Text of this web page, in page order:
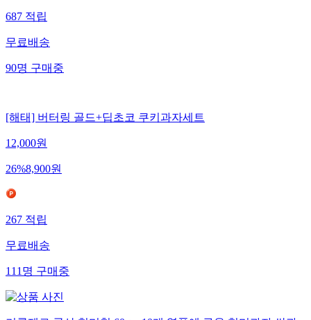
687적립
무료배송
90명구매중
[해태] 버터링 골드+딥초코 쿠키과자세트
12,000원
26%8,900원
267적립
무료배송
111명구매중